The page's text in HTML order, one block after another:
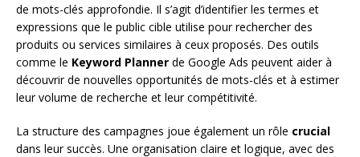
de mots-clés approfondie. Il s’agit d’identifier les termes et
expressions que le public cible utilise pour rechercher des
produits ou services similaires à ceux proposés. Des outils
comme le Keyword Planner de Google Ads peuvent aider à
découvrir de nouvelles opportunités de mots-clés et à estimer
leur volume de recherche et leur compétitivité.
La structure des campagnes joue également un rôle crucial
dans leur succès. Une organisation claire et logique, avec des